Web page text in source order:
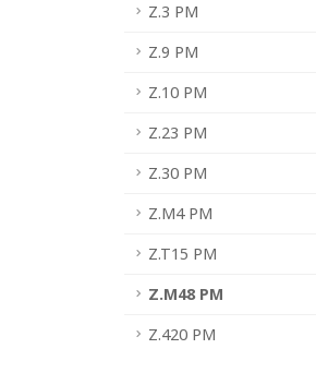
Z.3 PM
Z.9 PM
Z.10 PM
Z.23 PM
Z.30 PM
Z.M4 PM
Z.T15 PM
Z.M48 PM
Z.420 PM